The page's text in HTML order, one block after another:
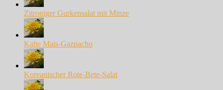
Zitroniger Gurkensalat mit Minze
Kalte Mais-Gazpacho
Koreanischer Rote-Bete-Salat